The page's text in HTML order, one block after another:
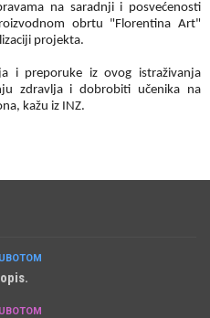
na saradnji i posvećenosti
obrtu "Florentina Art"
projekta.
i preporuke iz ovog istraživanja
zdravlja i dobrobiti učenika na
kažu iz INZ.